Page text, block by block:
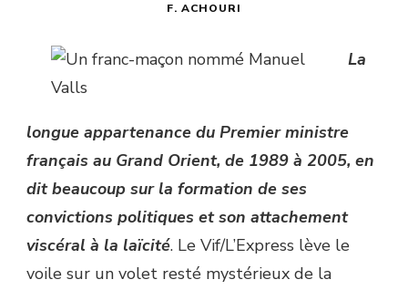
F. ACHOURI
La
longue appartenance du Premier ministre
français au Grand Orient, de 1989 à 2005, en
dit beaucoup sur la formation de ses
convictions politiques et son attachement
viscéral à la laïcité. Le Vif/L’Express lève le
voile sur un volet resté mystérieux de la